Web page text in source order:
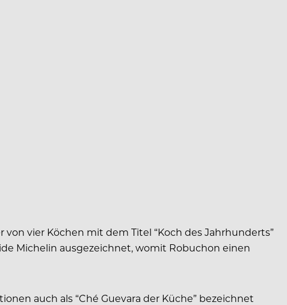
vier Köchen mit dem Titel “Koch des Jahrhunderts”
Michelin ausgezeichnet, womit Robuchon einen
auch als “Ché Guevara der Küche” bezeichnet